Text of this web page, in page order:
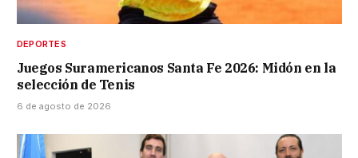
DEPORTES
Juegos Suramericanos Santa Fe 2026: Midón en la
selección de Tenis
6 de agosto de 2026